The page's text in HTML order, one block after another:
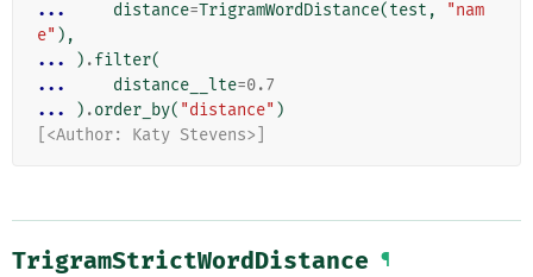
... distance=TrigramWordDistance(test ,
"nam
e" ),
...
) .filter(
...
distance__lte=0.7
...
) .order_by( "distance" )
[<Author: Katy Stevens>]
TrigramStrictWordDistance ¶